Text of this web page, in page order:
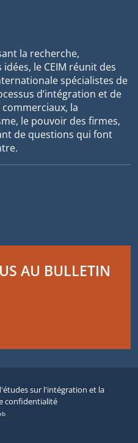
la recherche,
idées, le CEIM réunit des
spécialistes de
d’intégration et de
la
le pouvoir des firmes,
de questions qui font
AU BULLETIN
sur l'intégration et la
confidentialité